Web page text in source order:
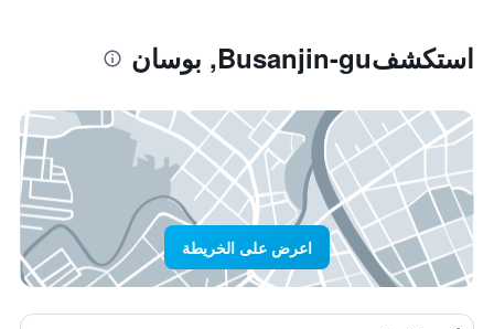
استكشفBusanjin-gu, بوسان
اعرض على الخريطة